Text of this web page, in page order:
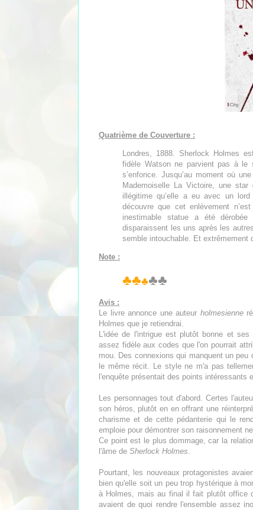
Quatrième de Couverture :
Londres, 1888. Sherlock Holmes
fidèle Watson ne parvient pas à le
s’enfonce. Jusqu’au moment où
Mademoiselle La Victoire, une
illégitime qu’elle a eu avec un
découvre que cet enlèvement
inestimable statue a été
disparaissent les uns après les
semble intouchable. Et extrêmement
Note :
♣♣♣♣♣
Avis :
Le livre annonce une auteur holmesienne
Holmes que je retiendrai.
L'idée de l'intrigue est plutôt bonne et
assez fidèle aux codes que l'on pourrait
mou. Des connexions qui manquent un
le même récit. Le style ne m'a pas
l'enquête présentait des points intéressants
Les personnages tout d'abord. Certes
son héros, plutôt en en offrant une
charisme et de cette pédanterie qui le
emploie pour démontrer son raisonnement
Ce point est le plus dommage, car la
l'âme de Sherlock Holmes.
Pourtant, les nouveaux protagonistes
bien qu'elle soit un peu trop hystérique à
à Holmes, mais au final il fait plutôt office
avaient de quoi rendre l'ensemble assez